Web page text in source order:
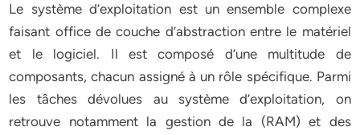
Le système d’exploitation est un ensemble complexe
faisant office de couche d’abstraction entre le matériel
et le logiciel. Il est composé d’une multitude de
composants, chacun assigné à un rôle spécifique. Parmi
les tâches dévolues au système d’exploitation, on
retrouve notamment la gestion de la (RAM) et des